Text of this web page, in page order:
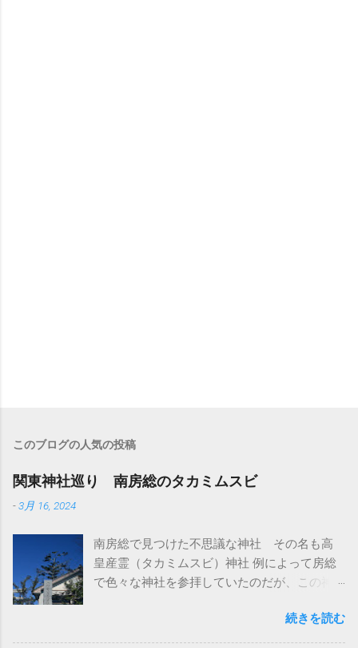
このブログの人気の投稿
関東神社巡り 南房総のタカミムスビ
-3月 16, 2024
南房総で見つけた不思議な神社 その名も高
皇産霊（タカミムスビ）神社 例によって房総
で色々な神社を参拝していたのだが、この神
南房総の隣にある館山市にも同じ名前の神社
があって、そこには参拝した 館山市の高皇産
続きを読む